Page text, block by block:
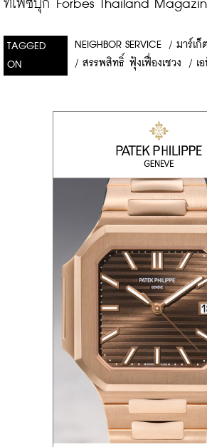
ที่เฟซบุ๊ก Forbes Thailand
TAGGED
ON
NEIGHBOR SERVICE / มาร์เก็
/ สรรพสิทธิ์ ฟุ้งเฟื่องเชวง / เ